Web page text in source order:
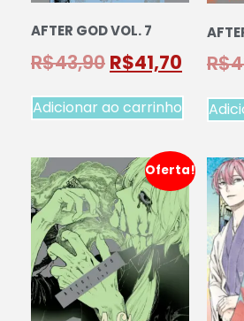
AFTER GOD VOL. 7
R$43,90 R$41,70
Adicionar ao carrinho
R$
Oferta!